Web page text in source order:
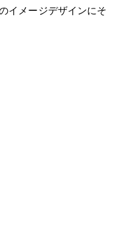
イメージデザインにそ